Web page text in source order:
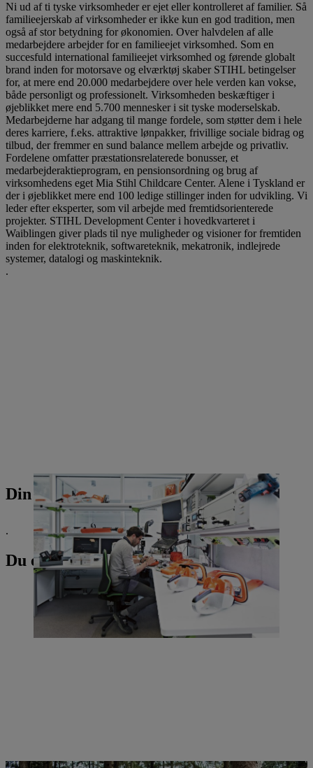
Ni ud af ti tyske virksomheder er ejet eller kontrolleret af familier. Så
familieejerskab af virksomheder er ikke kun en god tradition, men
også af stor betydning for økonomien. Over halvdelen af alle
medarbejdere arbejder for en familieejet virksomhed. Som en
succesfuld international familieejet virksomhed og førende globalt
brand inden for motorsave og elværktøj skaber STIHL betingelser
for, at mere end 20.000 medarbejdere over hele verden kan vokse,
både personligt og professionelt. Virksomheden beskæftiger i
øjeblikket mere end 5.700 mennesker i sit tyske moderselskab.
Medarbejderne har adgang til mange fordele, som støtter dem i hele
deres karriere, f.eks. attraktive lønpakker, frivillige sociale bidrag og
tilbud, der fremmer en sund balance mellem arbejde og privatliv.
Fordelene omfatter præstationsrelaterede bonusser, et
medarbejderaktieprogram, en pensionsordning og brug af
virksomhedens eget Mia Stihl Childcare Center. Alene i Tyskland er
der i øjeblikket mere end 100 ledige stillinger inden for udvikling. Vi
leder efter eksperter, som vil arbejde med fremtidsorienterede
projekter. STIHL Development Center i hovedkvarteret i
Waiblingen giver plads til nye muligheder og visioner for fremtiden
inden for elektroteknik, softwareteknik, mekatronik, indlejrede
systemer, datalogi og maskinteknik.
.
Din pressekontakt
.
Du er måske også interesseret i